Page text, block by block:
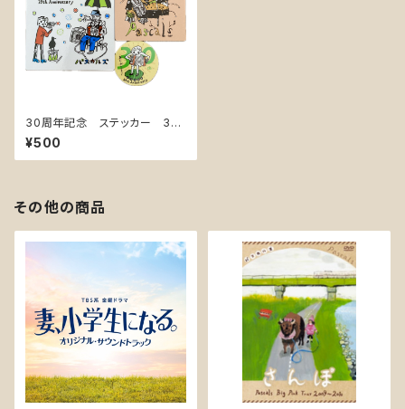
30周年記念 ステッカー 3枚
組
¥500
その他の商品